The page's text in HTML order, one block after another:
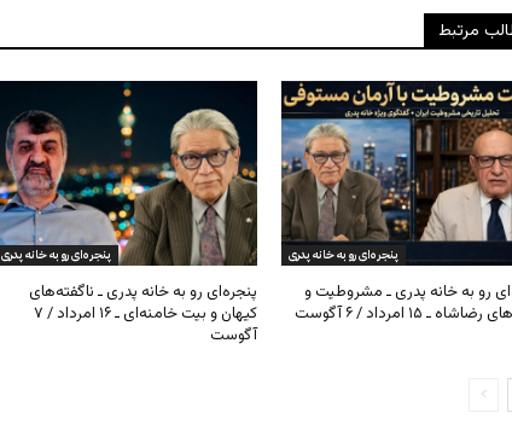
مرتبط
پنجره‌ای رو به خانه پدری
پنجره‌ای رو به خانه پدری ـ ناگفته‌های
کیهان و بیت خامنه‌ای ـ ۱۶ امرداد / ۷
آگوست
پنجره‌ای رو به خانه پدری
رو به خانه پدری ـ مشروطیت و
ـ ۱۵ امرداد / ۶ آگوست